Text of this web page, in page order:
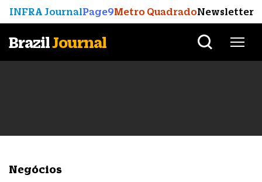
INFRA JournalPage9Metro QuadradoNewsletter
BrazilJournal
Negócios